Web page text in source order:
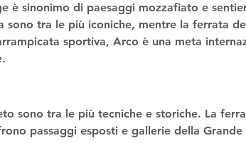
è sinonimo di paesaggi mozzafiato e
sono tra le più iconiche, mentre la ferrata
sportiva, Arco è una meta
sono tra le più tecniche e storiche. La
passaggi esposti e gallerie della Grande